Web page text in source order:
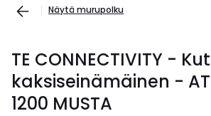
Näytä murupolku
TE CONNECTIVITY -
kaksiseinämäinen -
1200 MUSTA